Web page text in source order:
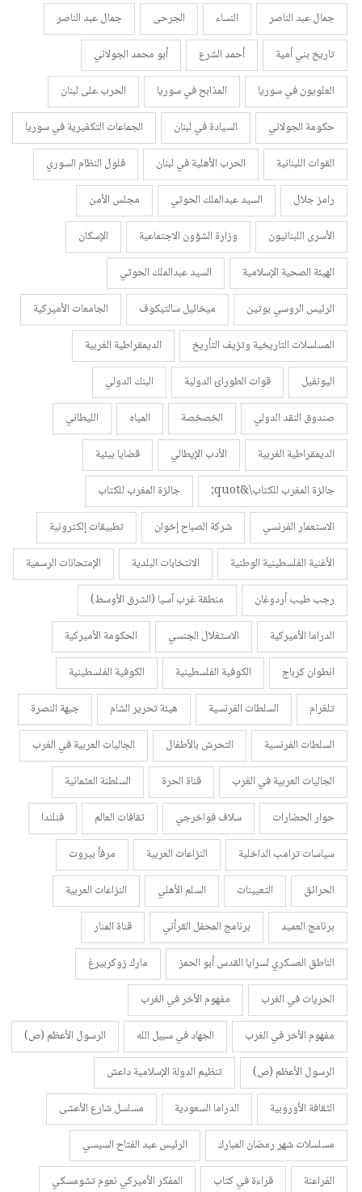
جمال عبد الناصر النساء الجرحى
جمال عبد الناصر
تاريخ بني أمية
أحمد الشرع
أبو محمد الجولاني
العلويون في سوريا
المذابح في سوريا
الحرب على لبنان
حكومة الجولاني
السيادة في لبنان
الجماعات التكفيرية في سوريا
القوات اللبنانية
الحرب الأهلية في لبنان
فلول النظام السوري
رامز جلال
السيد عبدالملك الحوثي
مجلس الأمن
الأسرى اللبنانيون
وزارة الشؤون الاجتماعية
الإسكان
الهيئة الصحية الإسلامية
السيد عبدالملك الحوثي
الرئيس الروسي بوتين
ميخائيل سالتيكوف
الجامعات الأميركية
المسلسلات التاريخية وتزيف التأريخ
الديمقراطية الغربية
اليونفيل
قوات الطورائ الدولية
البنك الدولي
صندوق النقد الدولي
الخصخصة المياه
الليطاني
الديمقراطية الغربية
الأدب الإيطالي
قضايا بيئية
جائزة المغرب للكتاب\&quot;
جائزة المغرب للكتاب
الاستعمار الفرنسي
شركة الصباح إخوان
تطبيقات إلكترونية
الأغنية الفلسطينية الوطنية
الانتخابات البلدية
الإمتحانات الرسمية
رجب طيب أردوغان
منطقة غرب آسيا (الشرق الأوسط)
الدراما الأميركية
الاستغلال الجنسي
الحكومة الأميركية
انطوان كرباج
الكوفية الفلسطينية
الكوفية الفلسطينية
تلغرام
السلطات الفرنسية هيئة تحرير الشام
جبهة النصرة
السلطات الفرنسية
التحرش بالأطفال
الجاليات العربية في الغرب
الجاليات العربية في الغرب
قناة الحرة
السلطنة العثمانية
حوار الحضارات
سلاف فواخرجي ثقافات العالم
فنلندا
سياسات ترامب الداخلية
النزاعات العربية
مرفأ بيروت
الحرائق
التعيينات السلم الأهلي
النزاعات العربية
برنامج العميد
برنامج المحفل القرأني
قناة المنار
الناطق العسكري لسرايا القدس أبو الحمز
مارك زوكربيرغ
الحريات في الغرب
مفهوم الأخر في الغرب
مفهوم الأخر في الغرب
الجهاد في سبيل الله
الرسول الأعظم (ص)
الرسول الأعظم (ص)
تنظيم الدولة الإسلامية داعش
الثقافة الأوروبية
الدراما السعودية
مسلسل شارع الأعشى
مسلسلات شهر رمضان المبارك
الرئيس عبد الفتاح السيسي
الفراعنة
قراءة في كتاب
المفكر الأميركي نعوم تشومسكي